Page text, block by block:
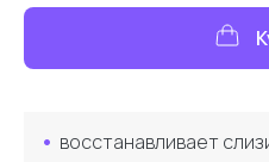
восстанавливает